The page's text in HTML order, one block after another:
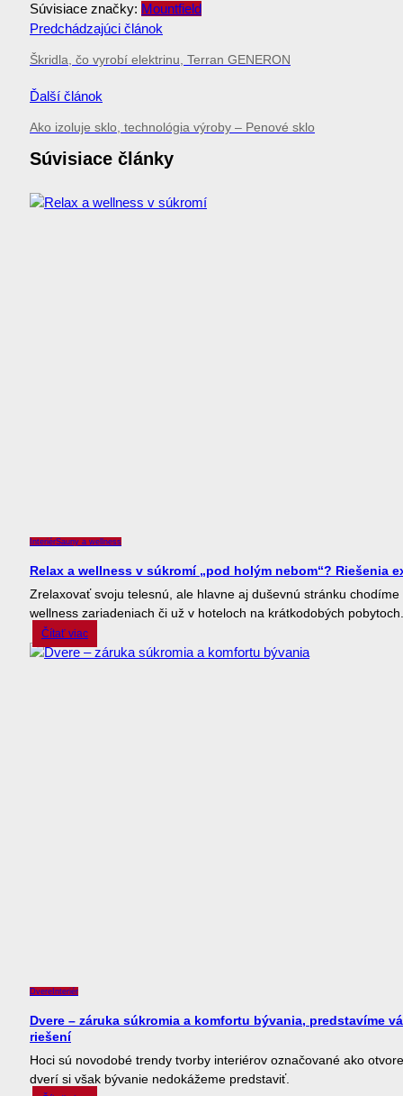
Súvisiace značky: Mountfield
Navigácia
v
Predchádzajúci článok
Škridla, čo vyrobí elektrinu, Terran GENERON
Ďalší článok
Ako izoluje sklo, technológia výroby – Penové sklo
Súvisiace články
InteriérSauny a wellness
Relax a wellness v súkromí „pod holým nebom“? Riešenia
Zrelaxovať svoju telesnú, ale hlavne aj duševnú stránku chodíme
wellness zariadeniach či už v hoteloch na krátkodobých
Čítať viac
Dvere Interiér
Dvere – záruka súkromia a komfortu bývania, predstavíme
riešení
Hoci sú novodobé trendy tvorby interiérov označované ako
dverí si však bývanie nedokážeme predstaviť.